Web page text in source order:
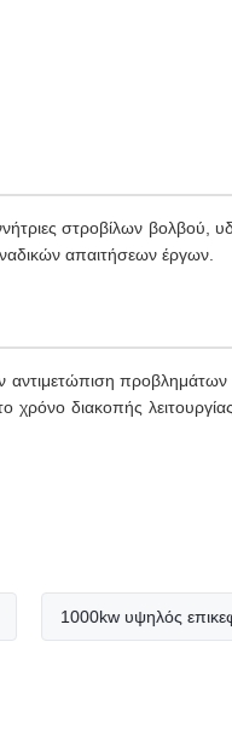
στροβίλων βολβού,
απαιτήσεων έργων.
προβλημάτων
χρόνο διακοπής
1000kw υψηλός επικεφαλής